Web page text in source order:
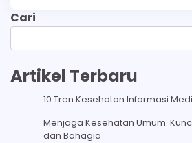
Cari
Artikel Terbaru
10 Tren Kesehatan Informasi
Menjaga Kesehatan Umum:
dan Bahagia